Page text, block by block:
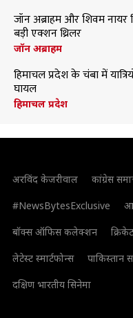
जॉन अब्राहम और शिवम
बड़ी एक्शन थ्रिलर
जॉन अब्राहम
हिमाचल प्रदेश के चंबा में
घायल
हिमाचल प्रदेश
अरविंद केजरीवाल कांग्रेस
#NewsBytesExclusive
बॉक्स ऑफिस कलेक्शन
लेटेस्ट स्मार्टफोन्स
पाकिस्तान
दक्षिण भारतीय सिनेमा